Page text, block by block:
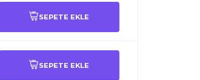
SEPETE EKLE
SEPETE EKLE